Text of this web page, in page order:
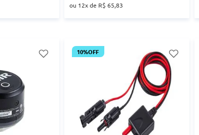
ou 12x de R$ 65,83
10%OFF